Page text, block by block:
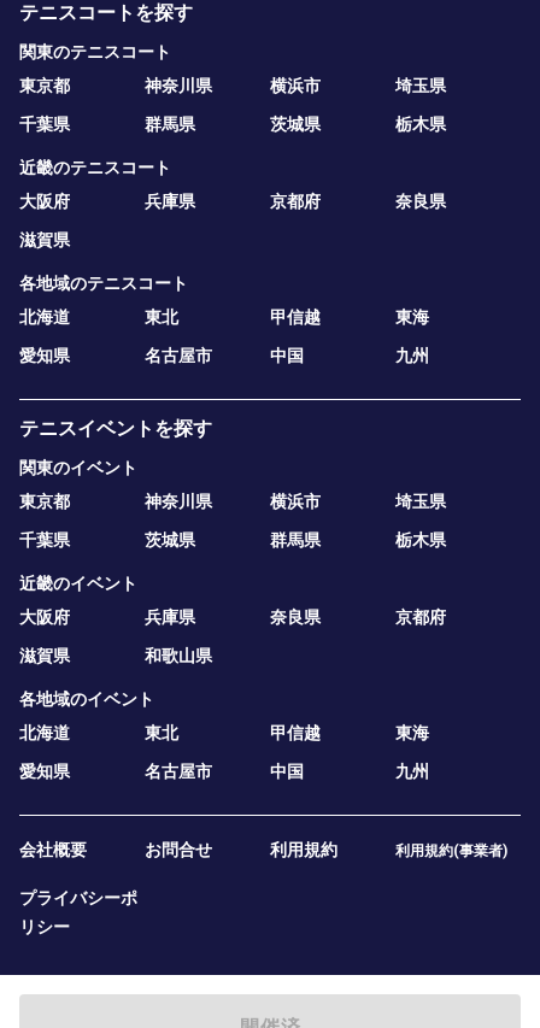
テニスコートを探す
関東のテニスコート
東京都
神奈川県 横浜市
埼玉県
千葉県
群馬県 茨城県 栃木県
近畿のテニスコート
大阪府
兵庫県 京都府
奈良県
滋賀県
各地域のテニスコート
北海道
東北 甲信越
東海
愛知県
名古屋市 中国 九州
テニスイベントを探す
関東のイベント
東京都
神奈川県 横浜市
埼玉県
千葉県
茨城県 群馬県 栃木県
近畿のイベント
大阪府
兵庫県 奈良県
京都府
滋賀県
和歌山県
各地域のイベント
北海道
東北 甲信越
東海
愛知県
名古屋市 中国 九州
会社概要 お問合せ 利用規約 利用規約(事業者)
プライバシーポ
リシー